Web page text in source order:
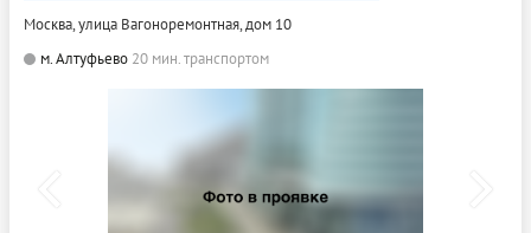
Москва, улица Вагоноремонтная, дом 10
м. Алтуфьево 20 мин. транспортом